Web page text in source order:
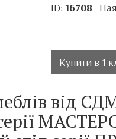
ID: 16708
Купити в 1
від